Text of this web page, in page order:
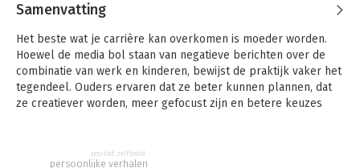
Samenvatting
Het beste wat je carrière kan overkomen is moeder worden.
Hoewel de media bol staan van negatieve berichten over de
combinatie van werk en kinderen, bewijst de praktijk vaker het
tegendeel. Ouders ervaren dat ze beter kunnen plannen, dat
ze creatiever worden, meer gefocust zijn en betere keuzes
club van relaxte moeders, besloot dit hardnekkige beeld te
persoonlijke verhalen
positief zelfbeeld